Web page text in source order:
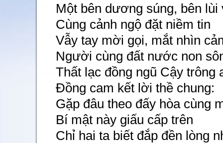
Một bên dương súng, bên lùi
Cùng cảnh ngộ đặt niềm tin
Vẫy tay mời gọi, mắt nhìn
Người cùng đất nước non
Thất lạc đồng ngũ Cậy trông
Đồng cam kết lời thề chung:
Gặp đâu theo đấy hòa cùng
Bí mật này giấu cấp trên
Chỉ hai ta biết đắp đền lòng